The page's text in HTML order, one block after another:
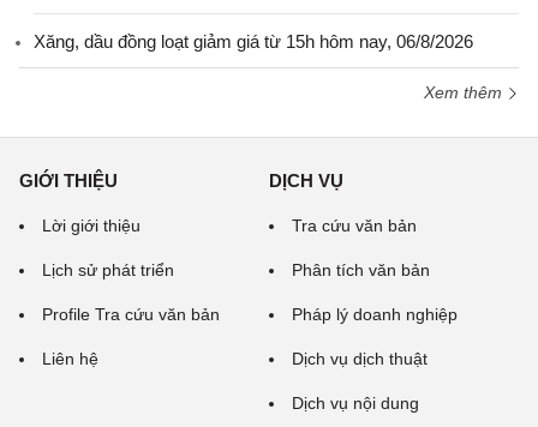
Xăng, dầu đồng loạt giảm giá từ 15h hôm nay, 06/8/2026
Xem thêm
GIỚI THIỆU
Lời giới thiệu
Lịch sử phát triển
Profile Tra cứu văn bản
Liên hệ
DỊCH VỤ
Tra cứu văn bản
Phân tích văn bản
Pháp lý doanh nghiệp
Dịch vụ dịch thuật
Dịch vụ nội dung